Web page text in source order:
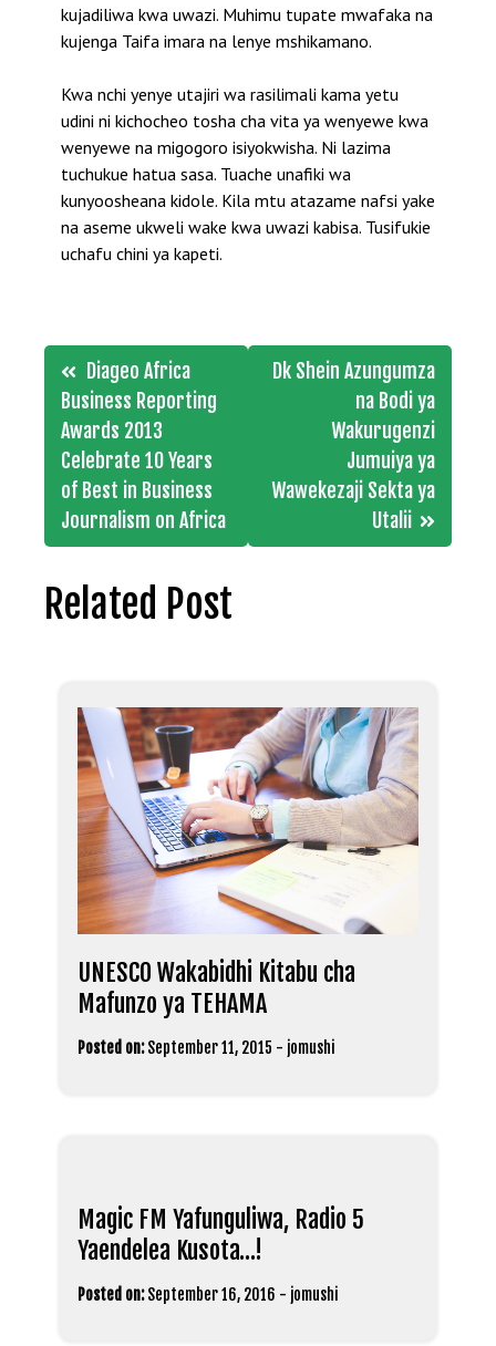
kujadiliwa kwa uwazi. Muhimu tupate mwafaka na
kujenga Taifa imara na lenye mshikamano.
Kwa nchi yenye utajiri wa rasilimali kama yetu
udini ni kichocheo tosha cha vita ya wenyewe kwa
wenyewe na migogoro isiyokwisha. Ni lazima
tuchukue hatua sasa. Tuache unafiki wa
kunyoosheana kidole. Kila mtu atazame nafsi yake
na aseme ukweli wake kwa uwazi kabisa. Tusifukie
uchafu chini ya kapeti.
Post
navigation
Diageo Africa
Business Reporting
Awards 2013
Celebrate 10 Years
of Best in Business
Journalism on Africa
Dk Shein Azungumza
na Bodi ya
Wakurugenzi
Jumuiya ya
Wawekezaji Sekta ya
Utalii
Related Post
UNESCO Wakabidhi Kitabu cha
Mafunzo ya TEHAMA
Posted on: September 11, 2015 - jomushi
Magic FM Yafunguliwa, Radio 5
Yaendelea Kusota…!
Posted on: September 16, 2016 - jomushi